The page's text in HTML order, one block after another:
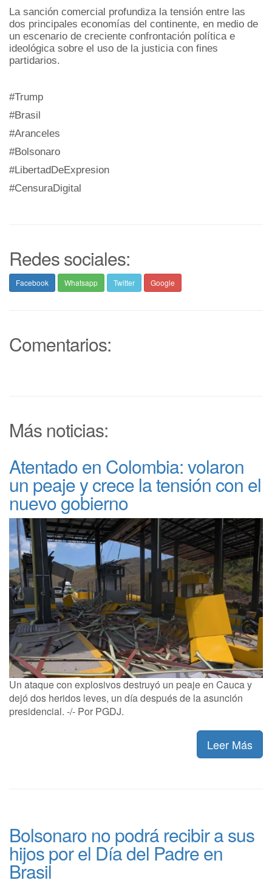
La sanción comercial profundiza la tensión entre las
dos principales economías del continente, en medio de
un escenario de creciente confrontación política e
ideológica sobre el uso de la justicia con fines
partidarios.
#Trump
#Brasil
#Aranceles
#Bolsonaro
#LibertadDeExpresion
#CensuraDigital
Redes sociales:
Facebook Whatsapp Twitter Google
Comentarios:
Más noticias:
Atentado en Colombia: volaron
un peaje y crece la tensión con el
nuevo gobierno
Un ataque con explosivos destruyó un peaje en Cauca y
dejó dos heridos leves, un día después de la asunción
presidencial. -/- Por PGDJ.
Leer Más
Bolsonaro no podrá recibir a sus
hijos por el Día del Padre en
Brasil